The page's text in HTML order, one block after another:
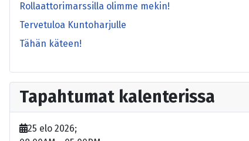
Rollaattorimarssilla olimme mekin!
Tervetuloa Kuntoharjulle
Tähän käteen!
Tapahtumat kalenterissa
25 elo 2026;